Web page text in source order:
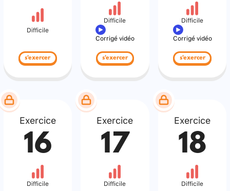
Difficile
s'exercer
Difficile
Corrigé vidéo
s'exercer
Difficile
Corrigé vidéo
s'exercer
Exercice
16
Difficile
Exercice
17
Difficile
Exercice
18
Difficile